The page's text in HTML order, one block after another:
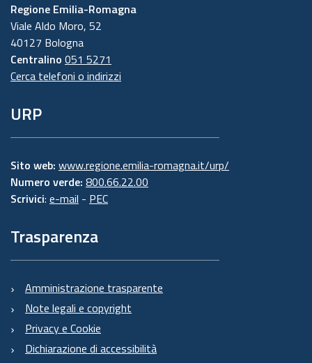
Regione Emilia-Romagna
Viale Aldo Moro, 52
40127 Bologna
Centralino 051 5271
Cerca telefoni o indirizzi
URP
Sito web: www.regione.emilia-romagna.it/urp/
Numero verde: 800.66.22.00
Scrivici: e-mail - PEC
Trasparenza
Amministrazione trasparente
Note legali e copyright
Privacy e Cookie
Dichiarazione di accessibilità